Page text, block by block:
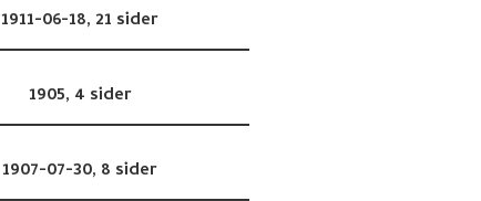
1911-06-18, 21 sider
1905, 4 sider
1907-07-30, 8 sider